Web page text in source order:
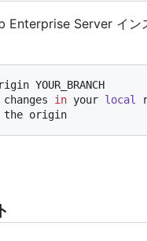
Enterprise Server イン
YOUR_BRANCH
in your local
the origin